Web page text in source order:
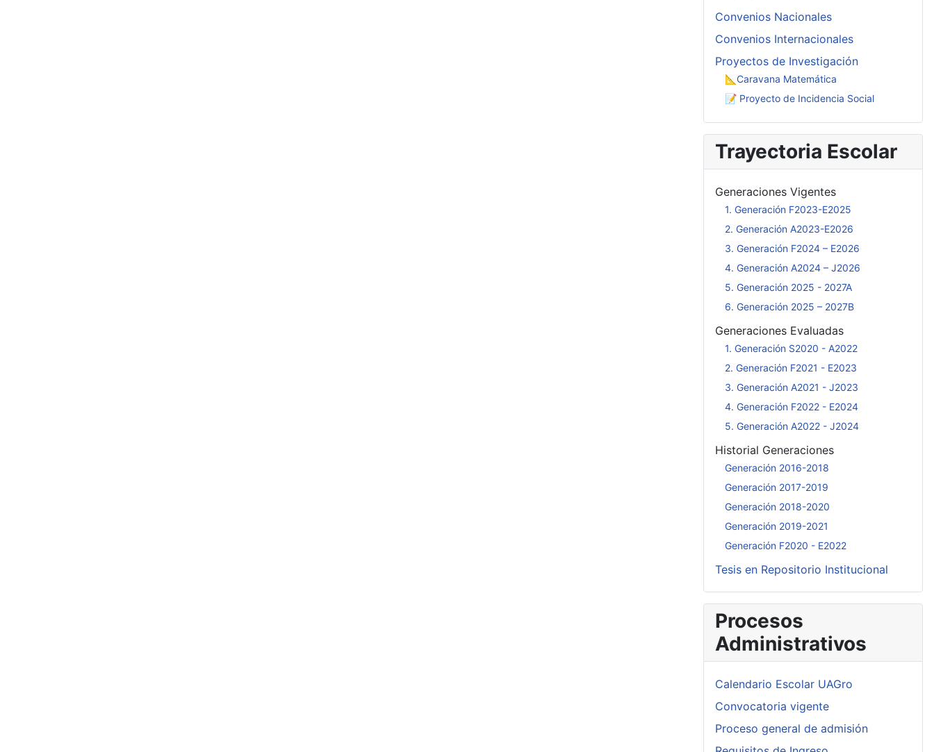
Convenios Nacionales
Convenios Internacionales
Proyectos de Investigación
📐Caravana Matemática
📝 Proyecto de Incidencia Social
Trayectoria Escolar
Generaciones Vigentes
1. Generación F2023-E2025
2. Generación A2023-E2026
3. Generación F2024 – E2026
4. Generación A2024 – J2026
5. Generación 2025 - 2027A
6. Generación 2025 – 2027B
Generaciones Evaluadas
1. Generación S2020 - A2022
2. Generación F2021 - E2023
3. Generación A2021 - J2023
4. Generación F2022 - E2024
5. Generación A2022 - J2024
Historial Generaciones
Generación 2016-2018
Generación 2017-2019
Generación 2018-2020
Generación 2019-2021
Generación F2020 - E2022
Tesis en Repositorio Institucional
Procesos
Administrativos
Calendario Escolar UAGro
Convocatoria vigente
Proceso general de admisión